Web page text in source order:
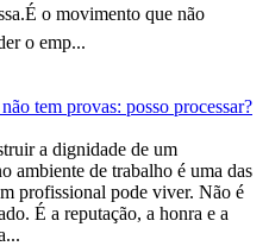
o movimento que não
o emp...
tem provas: posso processar?
a dignidade de um
ambiente de trabalho é uma das
profissional pode viver. Não é
É a reputação, a honra e a